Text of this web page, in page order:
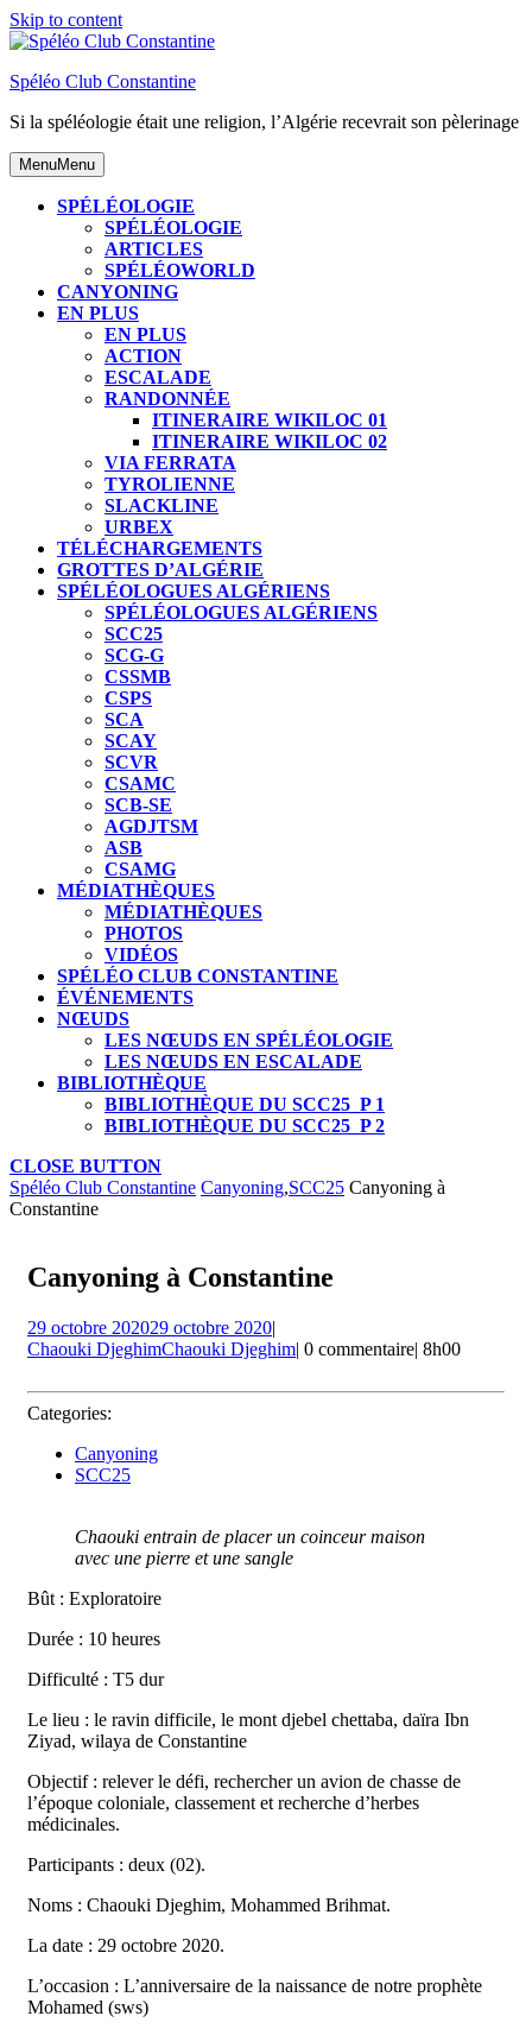
Skip to content
Spéléo Club Constantine
Si la spéléologie était une religion, l’Algérie recevrait son pèlerinage
MenuMenu
SPÉLÉOLOGIE
SPÉLÉOLOGIE
ARTICLES
SPÉLÉOWORLD
CANYONING
EN PLUS
EN PLUS
ACTION
ESCALADE
RANDONNÉE
ITINERAIRE WIKILOC 01
ITINERAIRE WIKILOC 02
VIA FERRATA
TYROLIENNE
SLACKLINE
URBEX
TÉLÉCHARGEMENTS
GROTTES D’ALGÉRIE
SPÉLÉOLOGUES ALGÉRIENS
SPÉLÉOLOGUES ALGÉRIENS
SCC25
SCG-G
CSSMB
CSPS
SCA
SCAY
SCVR
CSAMC
SCB-SE
AGDJTSM
ASB
CSAMG
MÉDIATHÈQUES
MÉDIATHÈQUES
PHOTOS
VIDÉOS
SPÉLÉO CLUB CONSTANTINE
ÉVÉNEMENTS
NŒUDS
LES NŒUDS EN SPÉLÉOLOGIE
LES NŒUDS EN ESCALADE
BIBLIOTHÈQUE
BIBLIOTHÈQUE DU SCC25_P 1
BIBLIOTHÈQUE DU SCC25_P 2
CLOSE BUTTON
Spéléo Club Constantine Canyoning,SCC25 Canyoning à
Constantine
Canyoning à Constantine
29 octobre 202029 octobre 2020|
Chaouki DjeghimChaouki Djeghim| 0 commentaire| 8h00
Categories:
Canyoning
SCC25
Chaouki entrain de placer un coinceur maison
avec une pierre et une sangle
Bût : Exploratoire
Durée : 10 heures
Difficulté : T5 dur
Le lieu : le ravin difficile, le mont djebel chettaba, daïra Ibn
Ziyad, wilaya de Constantine
Objectif : relever le défi, rechercher un avion de chasse de
l’époque coloniale, classement et recherche d’herbes
médicinales.
Participants : deux (02).
Noms : Chaouki Djeghim, Mohammed Brihmat.
La date : 29 octobre 2020.
L’occasion : L’anniversaire de la naissance de notre prophète
Mohamed (sws)